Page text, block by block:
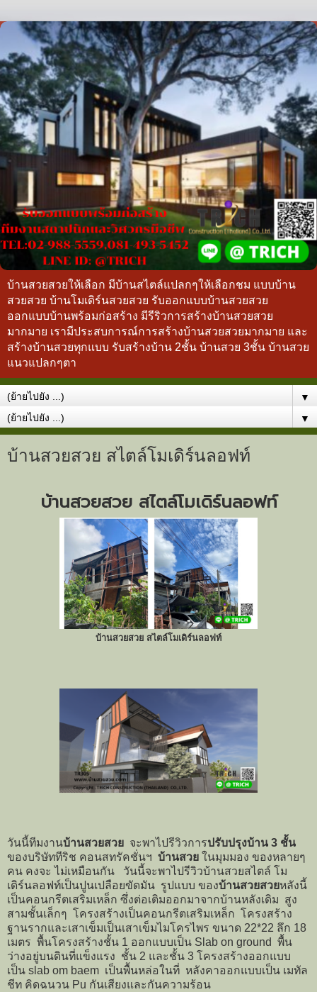
บ้านสวยสวยให้เลือก มีบ้านสไตล์แปลกๆให้เลือกชม แบบบ้าน
สวยสวย บ้านโมเดิร์นสวยสวย รับออกแบบบ้านสวยสวย
ออกแบบบ้านพร้อมก่อสร้าง มีรีริวการสร้างบ้านสวยสวย
มากมาย เรามีประสบการณ์การสร้างบ้านสวยสวยมากมาย และ
สร้างบ้านสวยทุกแบบ รับสร้างบ้าน 2ชั้น บ้านสวย 3ชั้น บ้านสวย
แนวแปลกๆตา
▼
▼
บ้านสวยสวย สไตล์โมเดิร์นลอฟท์
บ้านสวยสวย สไตล์โมเดิร์นลอฟท์
บ้านสวยสวย สไตล์โมเดิร์นลอฟท์
วันนี้ทีมงานบ้านสวยสวย จะพาไปรีวิวการปรับปรุงบ้าน 3 ชั้น
ของบริษัททีริช คอนสทรัคชั่นฯ บ้านสวย ในมุมมอง ของหลายๆ
คน คงจะ ไม่เหมือนกัน วันนี้จะพาไปรีวิวบ้านสวยสไตล์ โม
เดิร์นลอฟท์เป็นปูนเปลือยขัดมัน รูปแบบ ของบ้านสวยสวยหลังนี้
เป็นคอนกรีตเสริมเหล็ก ซึ่งต่อเติมออกมาจากบ้านหลังเดิม สูง
สามชั้นเล็กๆ โครงสร้างเป็นคอนกรีตเสริมเหล็ก โครงสร้าง
ฐานรากและเสาเข็มเป็นเสาเข็มไมโครไพร ขนาด 22*22 ลึก 18
เมตร พื้นโครงสร้างชั้น 1 ออกแบบเป็น Slab on ground พื้น
ว่างอยู่บนดินที่แข็งแรง ชั้น 2 และชั้น 3 โครงสร้างออกแบบ
เป็น slab om baem เป็นพื้นหล่อในที่ หลังคาออกแบบเป็น เมทัล
ชีท คิดฉนวน Pu กันเสียงและกันความร้อน